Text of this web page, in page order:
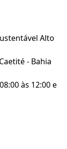
Alto
- Bahia
às 12:00 e